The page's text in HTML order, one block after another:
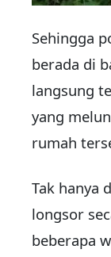
Sehingga
berada di
langsung
yang
rumah
Tak hanya
longsor
beberapa